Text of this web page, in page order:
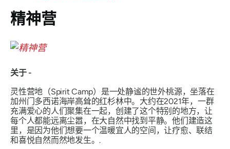
精神营
关于 -
灵性营地（Spirit Camp）是一处静谧的世外桃源，坐落在
加州门多西诺海岸高耸的红杉林中。大约在2021年，一群
充满爱心的人们聚集在一起，创建了这个特别的地方，让
每个人都能远离尘嚣，在大自然中找到平静。他们建造这
里，是因为他们想要一个温暖宜人的空间，让疗愈、联结
和喜悦自然而然地发生。.